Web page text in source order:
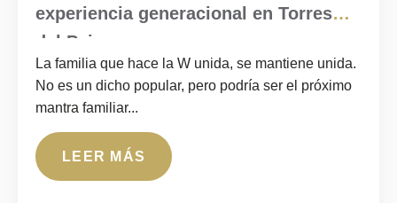
experiencia generacional en Torres
del Paine
La familia que hace la W unida, se mantiene unida.
No es un dicho popular, pero podría ser el próximo
mantra familiar...
LEER MÁS